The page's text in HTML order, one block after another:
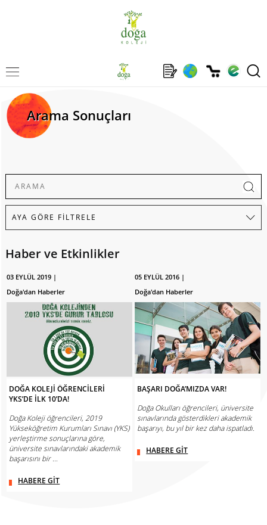
Arama Sonuçları
Haber ve Etkinlikler
03 EYLÜL 2019 |
Doğa'dan Haberler
DOĞA KOLEJİ ÖĞRENCİLERİ
YKS’DE İLK 10’DA!
Doğa Koleji öğrencileri, 2019
Yükseköğretim Kurumları Sınavı (YKS)
yerleştirme sonuçlarına göre,
üniversite sınavlarındaki akademik
başarısını bir ...
HABERE GİT
05 EYLÜL 2016 |
Doğa'dan Haberler
BAŞARI DOĞA’MIZDA VAR!
Doğa Okulları öğrencileri, üniversite
sınavlarında gösterdikleri akademik
başarıyı, bu yıl bir kez daha ispatladı.
HABERE GİT